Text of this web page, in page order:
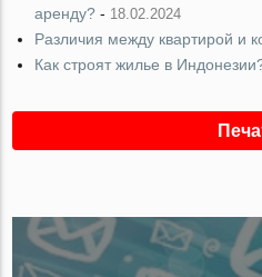
аренду? - 18.02.2024
Различия между квартирой и
Как строят жилье в